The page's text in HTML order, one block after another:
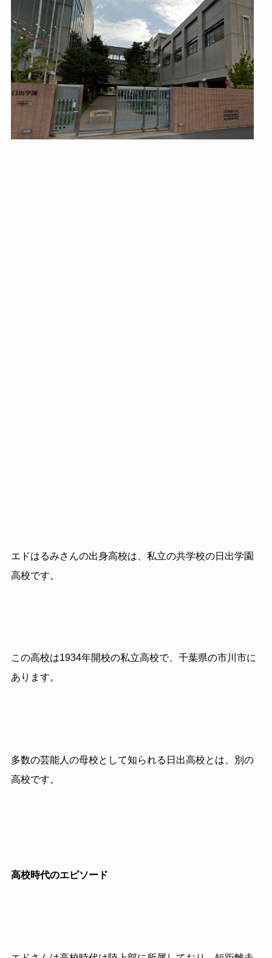
エドはるみさんの出身高校は、私立の共学校の日出学園
高校です。
この高校は1934年開校の私立高校で、千葉県の市川市に
あります。
多数の芸能人の母校として知られる日出高校とは、
別の
高校です。
高校時代のエピソード